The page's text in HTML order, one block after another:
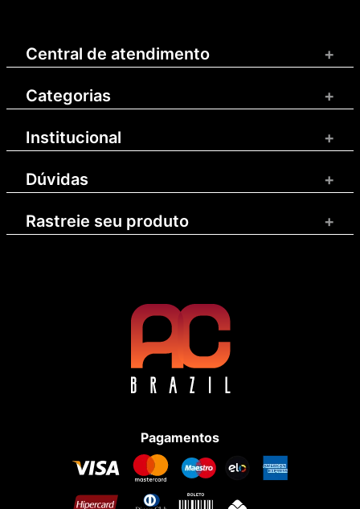
Central de atendimento +
Categorias +
Institucional +
Dúvidas +
Rastreie seu produto +
Pagamentos